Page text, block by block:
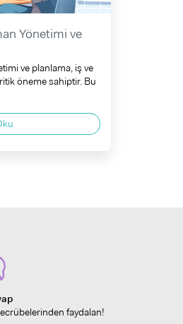
Yönetimi ve
ve planlama, iş ve
öneme sahiptir. Bu
faydalan!